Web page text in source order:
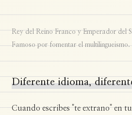
Rey del Reino Franco y Emperador del
Famoso por fomentar el multilingueismo.
Diferente idioma,
Cuando escribes "te extrano" en